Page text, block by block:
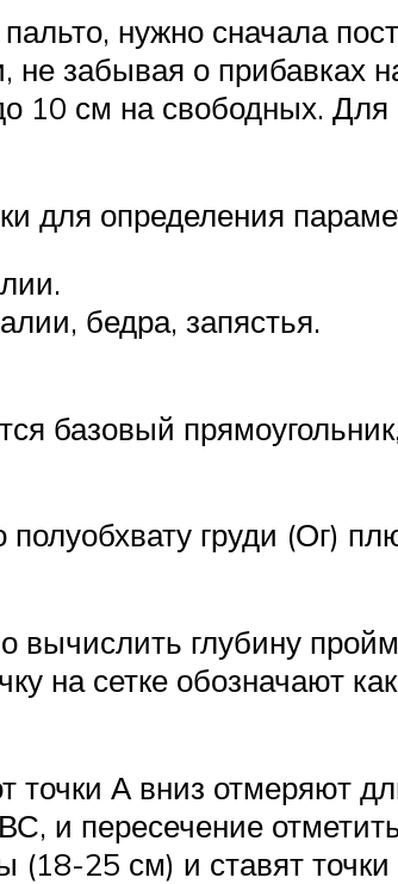
нужно сначала
забывая о прибавках
см на свободных. Для
для определения
бедра, запястья.
базовый
груди (Ог)
вычислить глубину
на сетке обозначают
А вниз отмеряют
и пересечение
(18-25 см) и ставят